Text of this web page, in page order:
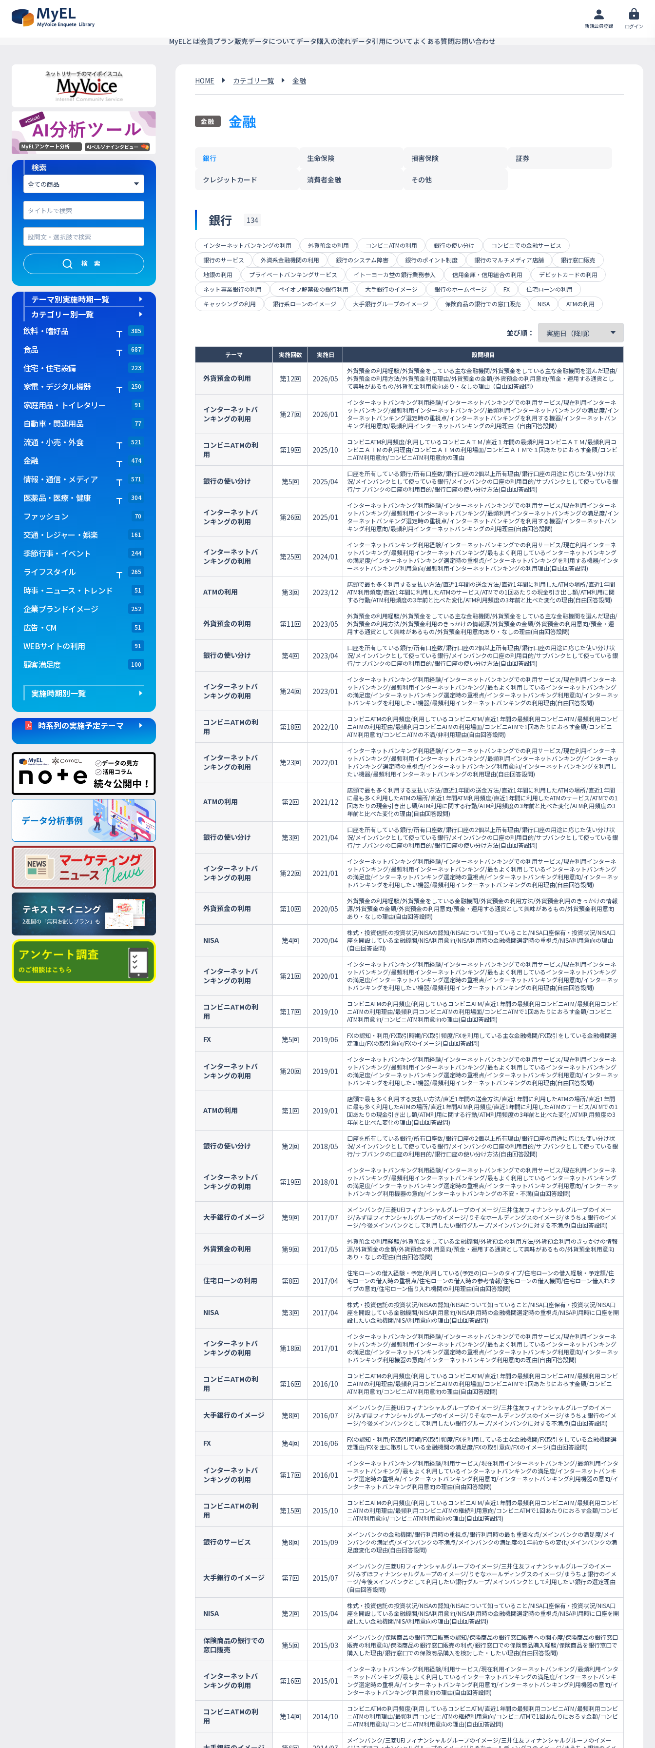
新規会員登録 ログイン
MyELとは会員プラン販売データについてデータ購入の流れデータ引用についてよくある質問お問い合わせ
検索
検索
テーマ別実施時期一覧
カテゴリー別一覧
飲料・嗜好品
385
食品 687
住宅・住宅設備 223
家電・デジタル機器 250
家庭用品・トイレタリー 91
自動車・関連用品 77
流通・小売・外食 521
金融 474
情報・通信・メディア 571
医薬品・医療・健康 304
ファッション 70
交通・レジャー・娯楽 161
季節行事・イベント 244
ライフスタイル 265
時事・ニュース・トレンド 51
企業ブランドイメージ 252
広告・CM 51
WEBサイトの利用 91
顧客満足度 100
実施時期別一覧
時系列の実施予定テーマ
HOME カテゴリ一覧 金融
金融 金融
銀行 生命保険 損害保険 証券
クレジットカード 消費者金融 その他
銀行 134
インターネットバンキングの利用 外貨預金の利用 コンビニATMの利用 銀行の使い分け
コンビニでの金融サービス
銀行のサービス
外資系金融機関の利用 銀行のシステム障害 銀行のポイント制度 銀行のマルチメディア店舗
銀行窓口販売
地銀の利用
プライベートバンキングサービス イトーヨーカ堂の銀行業務参入 信用金庫・信用組合の利用
デビットカードの利用
ネット専業銀行の利用
ペイオフ解禁後の銀行利用 大手銀行のイメージ 銀行のホームページ FX
住宅ローンの利用
キャッシングの利用
銀行系ローンのイメージ 大手銀行グループのイメージ 保険商品の銀行での窓口販売 NISA ATMの利用
並び順：
テーマ 実施回数 実施日 設問項目
外貨預金の利用 第12回 2026/05
外貨預金の利用経験/外貨預金をしている主な金融機関/外貨預金をしている主な金融機関を選んだ理由/
外貨預金の利用方法/外貨預金利用理由/外貨預金の金額/外貨預金の利用意向/預金・運用する通貨とし
て興味があるもの/外貨預金利用意向あり・なしの理由（自由回答設問）
インターネットバ
ンキングの利用
第27回 2026/01
インターネットバンキング利用経験/インターネットバンキングでの利用サービス/現在利用インターネ
ットバンキング/最頻利用インターネットバンキング/最頻利用インターネットバンキングの満足度/イン
ターネットバンキング選定時の重視点/インターネットバンキングを利用する機器/インターネットバン
キング利用意向/最頻利用インターネットバンキングの利用理由（自由回答設問）
コンビニATMの利
用
第19回 2025/10
コンビニATM利用頻度/利用しているコンビニＡＴＭ/直近１年間の最頻利用コンビニＡＴＭ/最頻利用コ
ンビニＡＴＭの利用理由/コンビニＡＴＭの利用場面/コンビニＡＴＭで１回あたりにおろす金額/コンビ
ニATM利用意向/コンビニATM利用意向の理由
銀行の使い分け 第5回 2025/04
口座を所有している銀行/所有口座数/銀行口座の2個以上所有理由/銀行口座の用途に応じた使い分け状
況/メインバンクとして使っている銀行/メインバンクの口座の利用目的/サブバンクとして使っている銀
行/サブバンクの口座の利用目的/銀行口座の使い分け方法(自由回答設問)
インターネットバ
ンキングの利用
第26回 2025/01
インターネットバンキング利用経験/インターネットバンキングでの利用サービス/現在利用インターネ
ットバンキング/最頻利用インターネットバンキング/最頻利用インターネットバンキングの満足度/イン
ターネットバンキング選定時の重視点/インターネットバンキングを利用する機器/インターネットバン
キング利用意向/最頻利用インターネットバンキングの利用理由(自由回答設問)
インターネットバ
ンキングの利用
第25回 2024/01
インターネットバンキング利用経験/インターネットバンキングでの利用サービス/現在利用インターネ
ットバンキング/最頻利用インターネットバンキング/最もよく利用しているインターネットバンキング
の満足度/インターネットバンキング選定時の重視点/インターネットバンキングを利用する機器/インタ
ーネットバンキング利用意向/最頻利用インターネットバンキングの利用理由(自由回答設問)
ATMの利用 第3回 2023/12
店頭で最も多く利用する支払い方法/直近1年間の送金方法/直近1年間に利用したATMの場所/直近1年間
ATM利用頻度/直近1年間に利用したATMのサービス/ATMでの1回あたりの現金引き出し額/ATM利用に関
する行動/ATM利用頻度の3年前と比べた変化/ATM利用頻度の3年前と比べた変化の理由(自由回答設問)
外貨預金の利用 第11回 2023/05
外貨預金の利用経験/外貨預金をしている主な金融機関/外貨預金をしている主な金融機関を選んだ理由/
外貨預金の利用方法/外貨預金利用のきっかけの情報源/外貨預金の金額/外貨預金の利用意向/預金・運
用する通貨として興味があるもの/外貨預金利用意向あり・なしの理由(自由回答設問)
銀行の使い分け 第4回 2023/04
口座を所有している銀行/所有口座数/銀行口座の2個以上所有理由/銀行口座の用途に応じた使い分け状
況/メインバンクとして使っている銀行/メインバンクの口座の利用目的/サブバンクとして使っている銀
行/サブバンクの口座の利用目的/銀行口座の使い分け方法(自由回答設問)
インターネットバ
ンキングの利用
第24回 2023/01
インターネットバンキング利用経験/インターネットバンキングでの利用サービス/現在利用インターネ
ットバンキング/最頻利用インターネットバンキング/最もよく利用しているインターネットバンキング
の満足度/インターネットバンキング選定時の重視点/インターネットバンキング利用意向/インターネッ
トバンキングを利用したい機器/最頻利用インターネットバンキングの利用理由(自由回答設問)
コンビニATMの利
用
第18回 2022/10
コンビニATMの利用頻度/利用しているコンビニATM/直近1年間の最頻利用コンビニATM/最頻利用コンビ
ニATMの利用理由/最頻利用コンビニATMの利用場面/コンビニATMで1回あたりにおろす金額/コンビニ
ATM利用意向/コンビニATMの不満/非利用理由(自由回答設問)
インターネットバ
ンキングの利用
第23回 2022/01
インターネットバンキング利用経験/インターネットバンキングでの利用サービス/現在利用インターネ
ットバンキング/最頻利用インターネットバンキング/最頻利用インターネットバンキング/インターネッ
トバンキング選定時の重視点/インターネットバンキング利用意向/インターネットバンキングを利用し
たい機器/最頻利用インターネットバンキングの利用理由(自由回答設問)
ATMの利用 第2回 2021/12
店頭で最も多く利用する支払い方法/直近1年間の送金方法/直近1年間に利用したATMの場所/直近1年間
に最も多く利用したATMの場所/直近1年間ATM利用頻度/直近1年間に利用したATMのサービス/ATMでの1
回あたりの現金引き出し額/ATM利用に関する行動/ATM利用頻度の3年前と比べた変化/ATM利用頻度の3
年前と比べた変化の理由(自由回答設問)
銀行の使い分け 第3回 2021/04
口座を所有している銀行/所有口座数/銀行口座の2個以上所有理由/銀行口座の用途に応じた使い分け状
況/メインバンクとして使っている銀行/メインバンクの口座の利用目的/サブバンクとして使っている銀
行/サブバンクの口座の利用目的/銀行口座の使い分け方法(自由回答設問)
インターネットバ
ンキングの利用
第22回 2021/01
インターネットバンキング利用経験/インターネットバンキングでの利用サービス/現在利用インターネ
ットバンキング/最頻利用インターネットバンキング/最もよく利用しているインターネットバンキング
の満足度/インターネットバンキング選定時の重視点/インターネットバンキング利用意向/インターネッ
トバンキングを利用したい機器/最頻利用インターネットバンキングの利用理由(自由回答設問)
外貨預金の利用 第10回 2020/05
外貨預金の利用経験/外貨預金をしている金融機関/外貨預金の利用方法/外貨預金利用のきっかけの情報
源/外貨預金の金額/外貨預金の利用意向/預金・運用する通貨として興味があるもの/外貨預金利用意向
あり・なしの理由(自由回答設問)
NISA 第4回 2020/04
株式・投資信託の投資状況/NISAの認知/NISAについて知っていること/NISA口座保有・投資状況/NISA口
座を開設している金融機関/NISA利用意向/NISA利用時の金融機関選定時の重視点/NISA利用意向の理由
(自由回答設問)
インターネットバ
ンキングの利用
第21回 2020/01
インターネットバンキング利用経験/インターネットバンキングでの利用サービス/現在利用インターネ
ットバンキング/最頻利用インターネットバンキング/最もよく利用しているインターネットバンキング
の満足度/インターネットバンキング選定時の重視点/インターネットバンキング利用意向/インターネッ
トバンキングを利用したい機器/最頻利用インターネットバンキングの利用理由(自由回答設問)
コンビニATMの利
用
第17回 2019/10
コンビニATMの利用頻度/利用しているコンビニATM/直近1年間の最頻利用コンビニATM/最頻利用コンビ
ニATMの利用理由/最頻利用コンビニATMの利用場面/コンビニATMで1回あたりにおろす金額/コンビニ
ATM利用意向/コンビニATM利用意向の理由(自由回答設問)
FX 第5回 2019/06
FXの認知・利用/FX取引時期/FX取引頻度/FXを利用している主な金融機関/FX取引をしている金融機関選
定理由/FXの取引意向/FXのイメージ(自由回答設問)
インターネットバ
ンキングの利用
第20回 2019/01
インターネットバンキング利用経験/インターネットバンキングでの利用サービス/現在利用インターネ
ットバンキング/最頻利用インターネットバンキング/最もよく利用しているインターネットバンキング
の満足度/インターネットバンキング選定時の重視点/インターネットバンキング利用意向/インターネッ
トバンキングを利用したい機器/最頻利用インターネットバンキングの利用理由(自由回答設問)
ATMの利用 第1回 2019/01
店頭で最も多く利用する支払い方法/直近1年間の送金方法/直近1年間に利用したATMの場所/直近1年間
に最も多く利用したATMの場所/直近1年間ATM利用頻度/直近1年間に利用したATMのサービス/ATMでの1
回あたりの現金引き出し額/ATM利用に関する行動/ATM利用頻度の3年前と比べた変化/ATM利用頻度の3
年前と比べた変化の理由(自由回答設問)
銀行の使い分け 第2回 2018/05
口座を所有している銀行/所有口座数/銀行口座の2個以上所有理由/銀行口座の用途に応じた使い分け状
況/メインバンクとして使っている銀行/メインバンクの口座の利用目的/サブバンクとして使っている銀
行/サブバンクの口座の利用目的/銀行口座の使い分け方法(自由回答設問)
インターネットバ
ンキングの利用
第19回 2018/01
インターネットバンキング利用経験/インターネットバンキングでの利用サービス/現在利用インターネ
ットバンキング/最頻利用インターネットバンキング/最もよく利用しているインターネットバンキング
の満足度/インターネットバンキング選定時の重視点/インターネットバンキング利用意向/インターネッ
トバンキング利用機器の意向/インターネットバンキングの不安・不満(自由回答設問)
大手銀行のイメージ 第9回 2017/07
メインバンク/三菱UFJフィナンシャルグループのイメージ/三井住友フィナンシャルグループのイメー
ジ/みずほフィナンシャルグループのイメージ/りそなホールディングスのイメージ/ゆうちょ銀行のイメ
ージ/今後メインバンクとして利用したい銀行グループ/メインバンクに対する不満点(自由回答設問)
外貨預金の利用 第9回 2017/05
外貨預金の利用経験/外貨預金をしている金融機関/外貨預金の利用方法/外貨預金利用のきっかけの情報
源/外貨預金の金額/外貨預金の利用意向/預金・運用する通貨として興味があるもの/外貨預金利用意向
あり・なしの理由(自由回答設問)
住宅ローンの利用 第8回 2017/04
住宅ローンの借入経験・予定/利用している(予定の)ローンのタイプ/住宅ローンの借入経験・予定額/住
宅ローンの借入時の重視点/住宅ローンの借入時の参考情報/住宅ローンの借入機関/住宅ローン借入れタ
イプの意向/住宅ローン借り入れ機関の利用理由(自由回答設問)
NISA 第3回 2017/04
株式・投資信託の投資状況/NISAの認知/NISAについて知っていること/NISA口座保有・投資状況/NISA口
座を開設している金融機関/NISA利用意向/NISA利用時の金融機関選定時の重視点/NISA利用時に口座を開
設したい金融機関/NISA利用意向の理由(自由回答設問)
インターネットバ
ンキングの利用
第18回 2017/01
インターネットバンキング利用経験/インターネットバンキングでの利用サービス/現在利用インターネ
ットバンキング/最頻利用インターネットバンキング/最もよく利用しているインターネットバンキング
の満足度/インターネットバンキング選定時の重視点/インターネットバンキング利用意向/インターネッ
トバンキング利用機器の意向/インターネットバンキング利用意向の理由(自由回答設問)
コンビニATMの利
用
第16回 2016/10
コンビニATMの利用頻度/利用しているコンビニATM/直近1年間の最頻利用コンビニATM/最頻利用コンビ
ニATMの利用理由/最頻利用コンビニATMの利用場面/コンビニATMで1回あたりにおろす金額/コンビニ
ATM利用意向/コンビニATM利用意向の理由(自由回答設問)
大手銀行のイメージ 第8回 2016/07
メインバンク/三菱UFJフィナンシャルグループのイメージ/三井住友フィナンシャルグループのイメー
ジ/みずほフィナンシャルグループのイメージ/りそなホールディングスのイメージ/ゆうちょ銀行のイメ
ージ/今後メインバンクとして利用したい銀行グループ/メインバンクに対する不満点(自由回答設問)
FX 第4回 2016/06
FXの認知・利用/FX取引時期/FX取引頻度/FXを利用している主な金融機関/FX取引をしている金融機関選
定理由/FXを主に取引している金融機関の満足度/FXの取引意向/FXのイメージ(自由回答設問)
インターネットバ
ンキングの利用
第17回 2016/01
インターネットバンキング利用経験/利用サービス/現在利用インターネットバンキング/最頻利用インタ
ーネットバンキング/最もよく利用しているインターネットバンキングの満足度/インターネットバンキ
ング選定時の重視点/インターネットバンキング利用意向/インターネットバンキング利用機器の意向/イ
ンターネットバンキング利用意向の理由(自由回答設問)
コンビニATMの利
用
第15回 2015/10
コンビニATMの利用頻度/利用しているコンビニATM/直近1年間の最頻利用コンビニATM/最頻利用コンビ
ニATMの利用理由/最頻利用コンビニATMの継続利用意向/コンビニATMで1回あたりにおろす金額/コンビ
ニATM利用意向/コンビニATM利用意向の理由(自由回答設問)
銀行のサービス 第8回 2015/09
メインバンクの金融機関/銀行利用時の重視点/銀行利用時の最も重要な点/メインバンクの満足度/メイ
ンバンクの満足点/メインバンクの不満点/メインバンクの満足度の1年前からの変化/メインバンクの満
足度変化の理由(自由回答設問)
大手銀行のイメージ 第7回 2015/07
メインバンク/三菱UFJフィナンシャルグループのイメージ/三井住友フィナンシャルグループのイメー
ジ/みずほフィナンシャルグループのイメージ/りそなホールディングスのイメージ/ゆうちょ銀行のイメ
ージ/今後メインバンクとして利用したい銀行グループ/メインバンクとして利用したい銀行の選定理由
(自由回答設問)
NISA 第2回 2015/04
株式・投資信託の投資状況/NISAの認知/NISAについて知っていること/NISA口座保有・投資状況/NISA口
座を開設している金融機関/NISA利用意向/NISA利用時の金融機関選定時の重視点/NISA利用時に口座を開
設したい金融機関/NISA利用意向の理由(自由回答設問)
保険商品の銀行での
窓口販売
第5回 2015/03
メインバンク/保険商品の銀行窓口販売の認知/保険商品の銀行窓口販売への関心度/保険商品の銀行窓口
販売の利用意向/保険商品の銀行窓口販売の利点/銀行窓口での保険商品購入経験/保険商品を銀行窓口で
購入した理由/銀行窓口での保険商品購入を検討した・したい理由(自由回答設問)
インターネットバ
ンキングの利用
第16回 2015/01
インターネットバンキング利用経験/利用サービス/現在利用インターネットバンキング/最頻利用インタ
ーネットバンキング/最もよく利用しているインターネットバンキングの満足度/インターネットバンキ
ング選定時の重視点/インターネットバンキング利用意向/インターネットバンキング利用機器の意向/イ
ンターネットバンキング利用意向の理由(自由回答設問)
コンビニATMの利
用
第14回 2014/10
コンビニATMの利用頻度/利用しているコンビニATM/直近1年間の最頻利用コンビニATM/最頻利用コンビ
ニATMの利用理由/最頻利用コンビニATMの継続利用意向/コンビニATMで1回あたりにおろす金額/コンビ
ニATM利用意向/コンビニATM利用意向の理由(自由回答設問)
メインバンク/三菱UFJフィナンシャルグループのイメージ/三井住友フィナンシャルグループのイメー